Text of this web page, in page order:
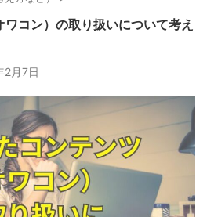
コン）の取り扱いについて考え
2月7日